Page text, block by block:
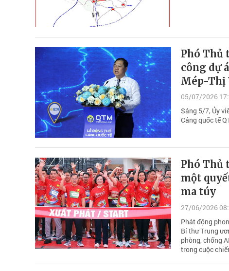
Phó Thủ
công dự
Mép-Thị
05/07/2026
Sáng 5/7, Ủy
Cảng quốc tế
Phó Thủ
một
ma túy
27/06/2026
Phát động
Bí thư Trung
phòng, chống
trong cuộc